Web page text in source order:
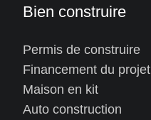
Bien construire
Permis de construire
Financement du projet
Maison en kit
Auto construction